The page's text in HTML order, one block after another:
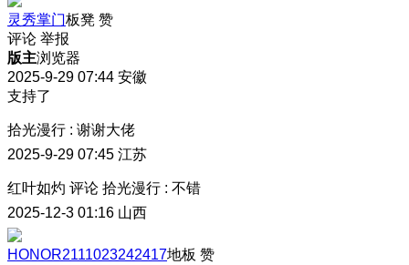
灵秀掌门板凳 赞
评论 举报
版主浏览器
2025-9-29 07:44 安徽
支持了
拾光漫行 : 谢谢大佬
2025-9-29 07:45 江苏
红叶如灼 评论 拾光漫行 : 不错
2025-12-3 01:16 山西
HONOR2111023242417地板 赞